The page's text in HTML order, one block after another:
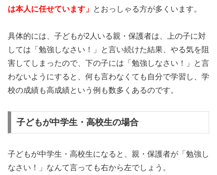
は本人に任せています」 とおっしゃる方が多くいます。
具体的には、子どもが2人いる親・保護者は、上の子に対
しては「勉強しなさい！」と言い続けた結果、やる気を阻
害してしまったので、下の子には「勉強しなさい！」と言
わないようにすると、何も言わなくても自分で学習し、学
校の成績も高成績という例も数多くあるのです。
子どもが中学生・高校生の場合
子どもが中学生・高校生になると、親・保護者が「勉強し
なさい！」なんて言っても右から左でしょう。